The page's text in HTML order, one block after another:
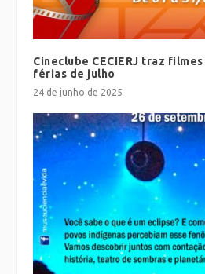
Cineclube CECIERJ traz
férias de julho
24 de junho de 2025